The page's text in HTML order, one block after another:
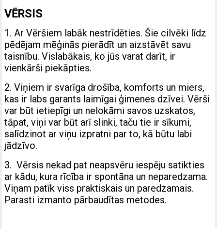
VĒRSIS
1. Ar Vēršiem labāk nestrīdēties. Šie cilvēki līdz
pēdējam mēģinās pierādīt un aizstāvēt savu
taisnību. Vislabākais, ko jūs varat darīt, ir
vienkārši piekāpties.
2. Viņiem ir svarīga drošība, komforts un miers,
kas ir labs garants laimīgai ģimenes dzīvei. Vērši
var būt ietiepīgi un nelokāmi savos uzskatos,
tāpat, viņi var būt arī slinki, taču tie ir sīkumi,
salīdzinot ar viņu izpratni par to, kā būtu labi
jādzīvo.
3. Vērsis nekad pat neapsvēru iespēju satikties
ar kādu, kura rīcība ir spontāna un neparedzama.
Viņam patīk viss praktiskais un paredzamais.
Parasti izmanto pārbaudītas metodes.